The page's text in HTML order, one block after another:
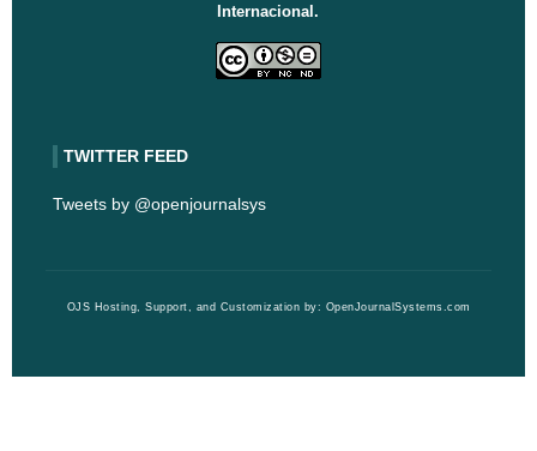
Internacional.
TWITTER FEED
Tweets by @openjournalsys
OJS Hosting, Support, and Customization by: OpenJournalSystems.com